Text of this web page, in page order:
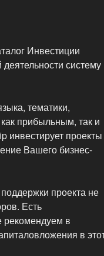
Инвестиции
систему
тематики,
прибыльным, так и
инвестирует проекты
Вашего бизнес-
проекта не
Есть
рекомендуем в
в